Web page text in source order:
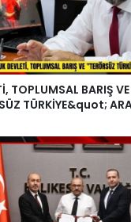
TOPLUMSAL BARIŞ VE
TÜRKİYE&quot;